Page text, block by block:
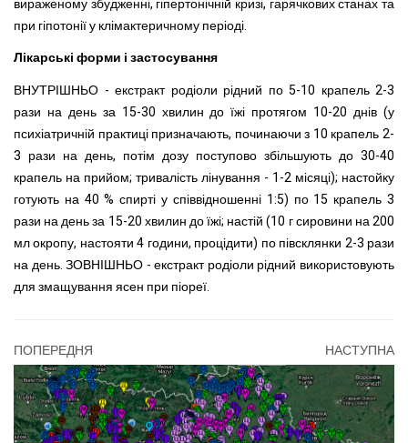
при гіпотонії у клімактеричному періоді.
Лікарські форми і застосування
ВНУТРІШНЬО - екстракт родіоли рідний по 5-10 крапель 2-3
рази на день за 15-30 хвилин до їжі протягом 10-20 днів (у
психіатричній практиці призначають, починаючи з 10 крапель 2-
3 рази на день, потім дозу поступово збільшують до 30-40
крапель на прийом; тривалість лінування - 1-2 місяці); настойку
готують на 40 % спирті у співвідношенні 1:5) по 15 крапель 3
рази на день за 15-20 хвилин до їжі; настій (10 г сировини на 200
мл окропу, настояти 4 години, процідити) по півсклянки 2-3 рази
на день. ЗОВНІШНЬО - екстракт родіоли рідний використовують
для змащування ясен при піореї.
ПОПЕРЕДНЯ НАСТУПНА